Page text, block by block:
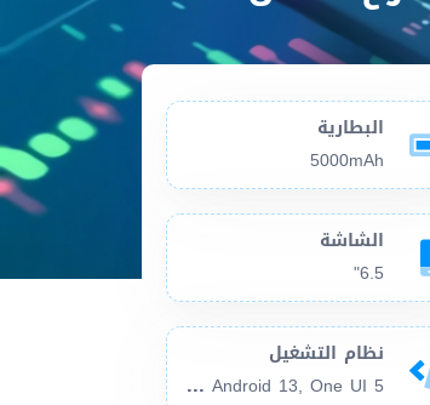
البطارية
5000mAh
الشاشة
6.5"
نظام التشغيل
And
roid 11, up to Android 13, One UI 5